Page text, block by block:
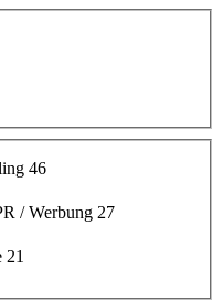
46
/ Werbung 27
21